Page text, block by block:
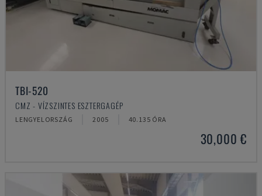
TBI-520
CMZ - VÍZSZINTES ESZTERGAGÉP
LENGYELORSZÁG 2005 40.135 ÓRA
30,000 €